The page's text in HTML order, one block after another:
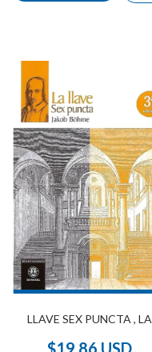
LLAVE SEX PUNCTA , LA
$19.86 USD